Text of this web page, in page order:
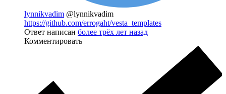
lynnikvadim @lynnikvadim
https://github.com/errogaht/vesta_templates
Ответ написан более трёх лет назад
Комментировать